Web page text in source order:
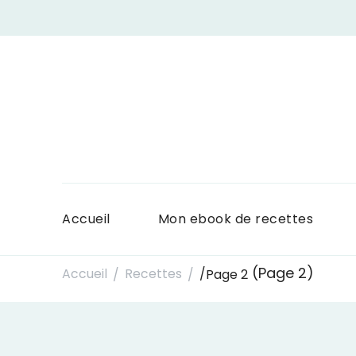
Accueil Mon ebook de recettes
Accueil / Recettes / /Page 2 (Page 2)